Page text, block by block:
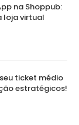
na Shoppub:
loja virtual
ticket médio
estratégicos!